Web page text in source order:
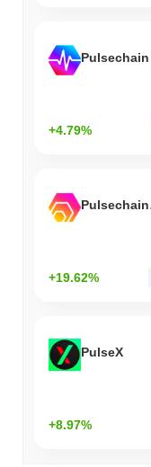
Pulsechain
+4.79%
+19.62%
PulseX
+8.97%